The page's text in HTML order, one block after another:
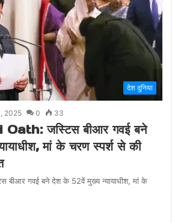
देश दुनिया
2025 0 33
जस्टिस बीआर गवई बने
मां के चरण स्पर्श से की
बीआर गवई बने देश के 52वें मुख्य न्यायाधीश, मां के